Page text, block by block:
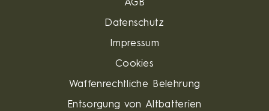
AGB
Datenschutz
Impressum
Cookies
Waffenrechtliche Belehrung
Entsorgung von Altbatterien